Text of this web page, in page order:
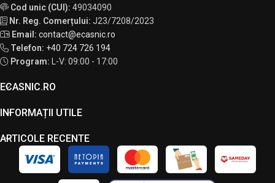
Cod unic (CUI): 49034090
Nr. Reg. Comerțului: J23/7208/2023
Email: contact@ecasnic.ro
Telefon: +40 724 726 194
Program:
L-V: 09:00 - 17:00
ECASNIC.RO
INFORMAȚII UTILE
ARTICOLE RECENTE